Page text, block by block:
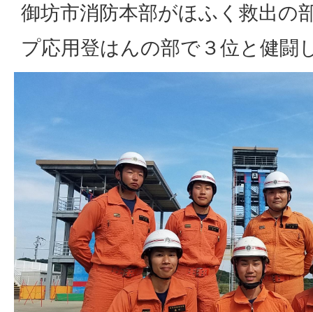
御坊市消防本部がほふく救出の
プ応用登はんの部で３位と健闘